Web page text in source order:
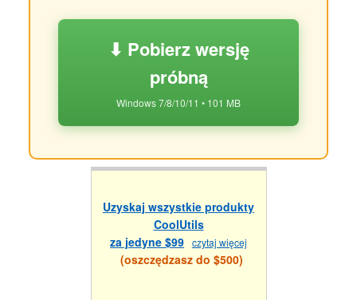
⬇ Pobierz wersję
próbną
Windows 7/8/10/11 • 101 MB
Uzyskaj wszystkie produkty
CoolUtils
za jedyne $99 czytaj więcej
(oszczędzasz do $500)